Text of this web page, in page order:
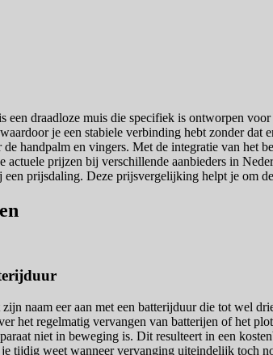
draadloze muis die specifiek is ontworpen
je een stabiele verbinding hebt zonder dat
handpalm en vingers. Met de integratie van het
actuele prijzen bij verschillende aanbieders in
prijsdaling. Deze prijsvergelijking helpt je om
naam eer aan met een batterijduur die tot wel
het regelmatig vervangen van batterijen of het
niet in beweging is. Dit resulteert in een
tijdig weet wanneer vervanging uiteindelijk toch